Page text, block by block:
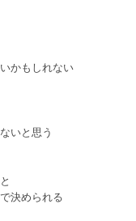
かもしれない
いと思う
決められる